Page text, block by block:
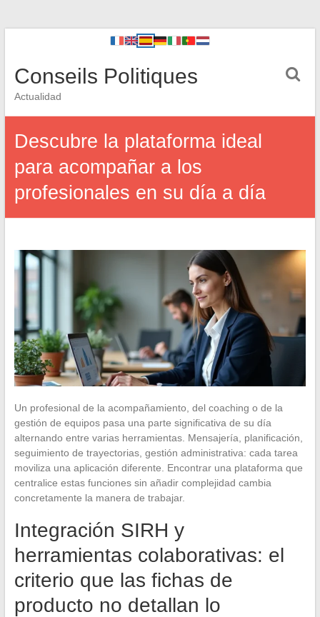
Conseils Politiques
Actualidad
Descubre la plataforma ideal
para acompañar a los
profesionales en su día a día
Un profesional de la acompañamiento, del coaching o de la
gestión de equipos pasa una parte significativa de su día
alternando entre varias herramientas. Mensajería, planificación,
seguimiento de trayectorias, gestión administrativa: cada tarea
moviliza una aplicación diferente. Encontrar una plataforma que
centralice estas funciones sin añadir complejidad cambia
concretamente la manera de trabajar.
Integración SIRH y
herramientas colaborativas: el
criterio que las fichas de
producto no detallan lo